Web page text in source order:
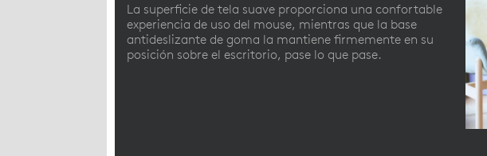
La superficie de tela suave proporciona una confortable
experiencia de uso del mouse, mientras que la base
antideslizante de goma la mantiene firmemente en su
posición sobre el escritorio, pase lo que pase.